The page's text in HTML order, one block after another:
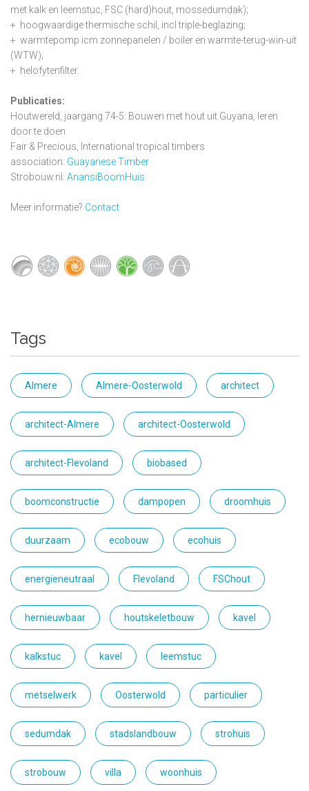
met kalk en leemstuc, FSC (hard)hout, mossedumdak);
+ hoogwaardige thermische schil, incl triple-beglazing;
+ warmtepomp icm zonnepanelen / boiler en warmte-terug-win-uit
(WTW);
+ helofytenfilter.
Publicaties:
Houtwereld, jaargang 74-5: Bouwen met hout uit Guyana, leren
door te doen
Fair & Precious, International tropical timbers
association: Guayanese Timber
Strobouw.nl: AnansiBoomHuis
Meer informatie? Contact
Tags
Almere Almere-Oosterwold architect
architect-Almere architect-Oosterwold
architect-Flevoland biobased
boomconstructie dampopen droomhuis
duurzaam ecobouw ecohuis
energieneutraal Flevoland FSChout
hernieuwbaar houtskeletbouw kavel
kalkstuc kavel leemstuc
metselwerk Oosterwold particulier
sedumdak stadslandbouw strohuis
strobouw villa woonhuis